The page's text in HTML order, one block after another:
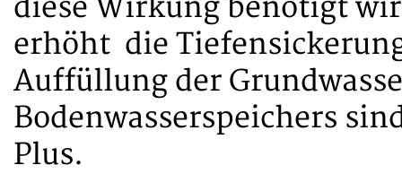
diese Wirkung benötigt
erhöht die
Auffüllung der
Bodenwasserspeichers
Plus.